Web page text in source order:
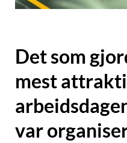
Det som
mest
var